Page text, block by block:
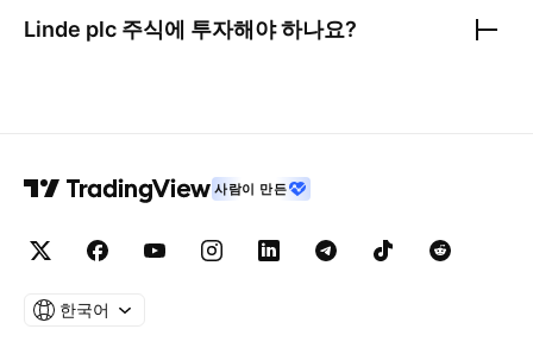
Linde plc 주식에 투자해야 하나요?
사람이 만든
한국어